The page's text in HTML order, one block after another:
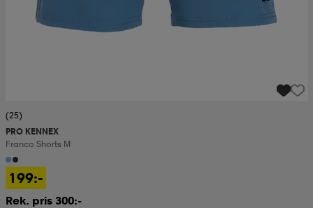
(25)
PRO KENNEX
Franco Shorts M
199:-
Rek. pris 300:-